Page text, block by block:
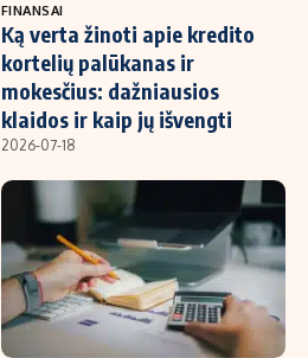
FINANSAI
Ką verta žinoti apie kredito
kortelių palūkanas ir
mokesčius: dažniausios
klaidos ir kaip jų išvengti
2026-07-18